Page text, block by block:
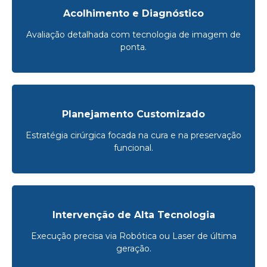
Acolhimento e Diagnóstico
Avaliação detalhada com tecnologia de imagem de
ponta.
Planejamento Customizado
Estratégia cirúrgica focada na cura e na preservação
funcional.
Intervenção de Alta Tecnologia
Execução precisa via Robótica ou Laser de última
geração.